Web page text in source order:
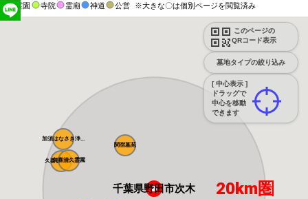
霊園 寺院 霊廟 神道 公営 ※大きな〇は個別ページを閲覧済み
このページの
QRコード表示
墓地タイプの絞り込み
[ 中心表示 ]
ドラッグで
中心を移動
できます
関宿墓苑
久喜聖地公苑
久喜清久霊園
加須はなさき浄...
千葉県野田市次木 20km圏